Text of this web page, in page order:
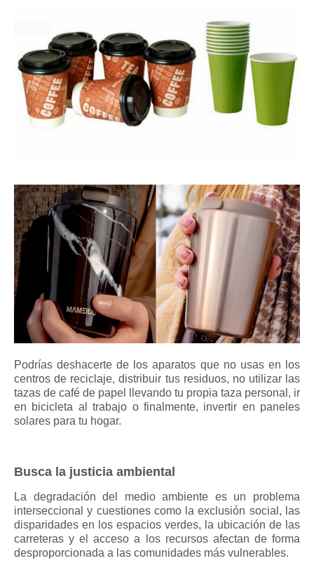
Podrías deshacerte de los aparatos que no usas en los
centros de reciclaje, distribuir tus residuos, no utilizar las
tazas de café de papel llevando tu propia taza personal, ir
en bicicleta al trabajo o finalmente, invertir en paneles
solares para tu hogar.
Busca la justicia ambiental
La degradación del medio ambiente es un problema
interseccional y cuestiones como la exclusión social, las
disparidades en los espacios verdes, la ubicación de las
carreteras y el acceso a los recursos afectan de forma
desproporcionada a las comunidades más vulnerables.